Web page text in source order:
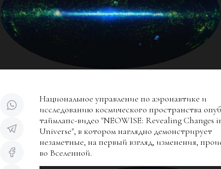
Национальное управление по аэронавтике и
исследованию космического пространства
таймлапс-видео "NEOWISE: Revealing Changes
Universe", в котором наглядно демонстрирует
незаметные, на первый взгляд, изменения,
во Вселенной.